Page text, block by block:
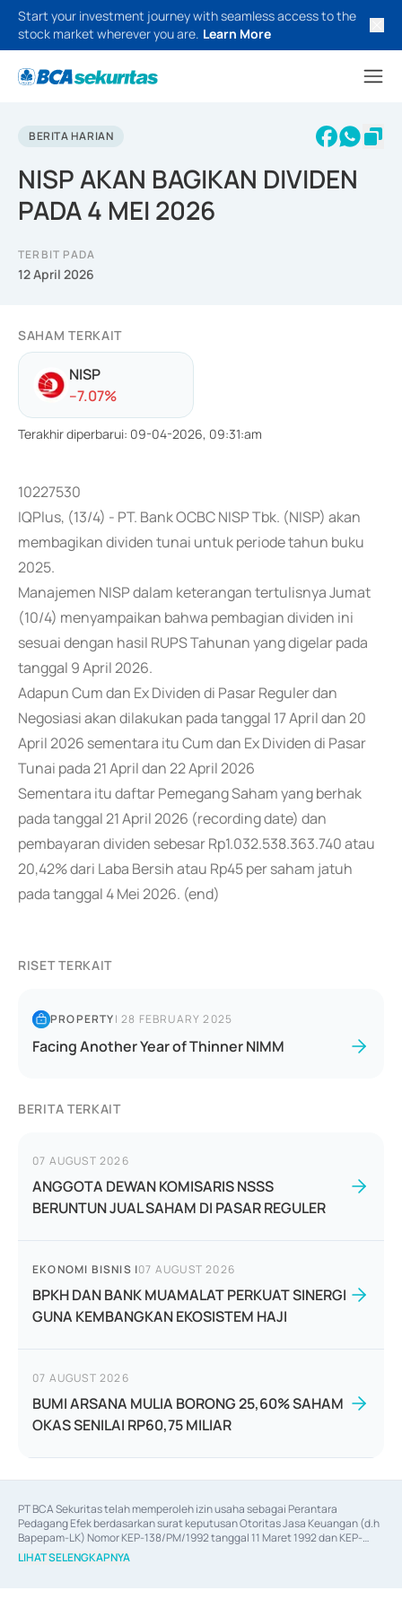
Start your investment journey with seamless access to the
stock market wherever you are. Learn More
BERITA HARIAN
NISP AKAN BAGIKAN DIVIDEN
PADA 4 MEI 2026
TERBIT PADA
12 April 2026
SAHAM TERKAIT
NISP
--7.07%
Terakhir diperbarui: 09-04-2026, 09:31:am
10227530
IQPlus, (13/4) - PT. Bank OCBC NISP Tbk. (NISP) akan
membagikan dividen tunai untuk periode tahun buku
2025.
Manajemen NISP dalam keterangan tertulisnya Jumat
(10/4) menyampaikan bahwa pembagian dividen ini
sesuai dengan hasil RUPS Tahunan yang digelar pada
tanggal 9 April 2026.
Adapun Cum dan Ex Dividen di Pasar Reguler dan
Negosiasi akan dilakukan pada tanggal 17 April dan 20
April 2026 sementara itu Cum dan Ex Dividen di Pasar
Tunai pada 21 April dan 22 April 2026
Sementara itu daftar Pemegang Saham yang berhak
pada tanggal 21 April 2026 (recording date) dan
pembayaran dividen sebesar Rp1.032.538.363.740 atau
20,42% dari Laba Bersih atau Rp45 per saham jatuh
pada tanggal 4 Mei 2026. (end)
RISET TERKAIT
PROPERTY|28 FEBRUARY 2025
Facing Another Year of Thinner NIMM
BERITA TERKAIT
07 AUGUST 2026
ANGGOTA DEWAN KOMISARIS NSSS
BERUNTUN JUAL SAHAM DI PASAR REGULER
EKONOMI BISNIS |07 AUGUST 2026
BPKH DAN BANK MUAMALAT PERKUAT SINERGI
GUNA KEMBANGKAN EKOSISTEM HAJI
07 AUGUST 2026
BUMI ARSANA MULIA BORONG 25,60% SAHAM
OKAS SENILAI RP60,75 MILIAR
PT BCA Sekuritas telah memperoleh izin usaha sebagai Perantara
Pedagang Efek berdasarkan surat keputusan Otoritas Jasa Keuangan (d.h
Bapepam-LK) Nomor KEP-138/PM/1992 tanggal 11 Maret 1992 dan KEP-
06/D.04/2014 tanggal 28 Februari 2014, izin usaha sebagai Penjamin Emisi
Efek berdasarkan surat keputusan Otoritas Jasa Keuangan Nomor KEP-
LIHAT SELENGKAPNYA